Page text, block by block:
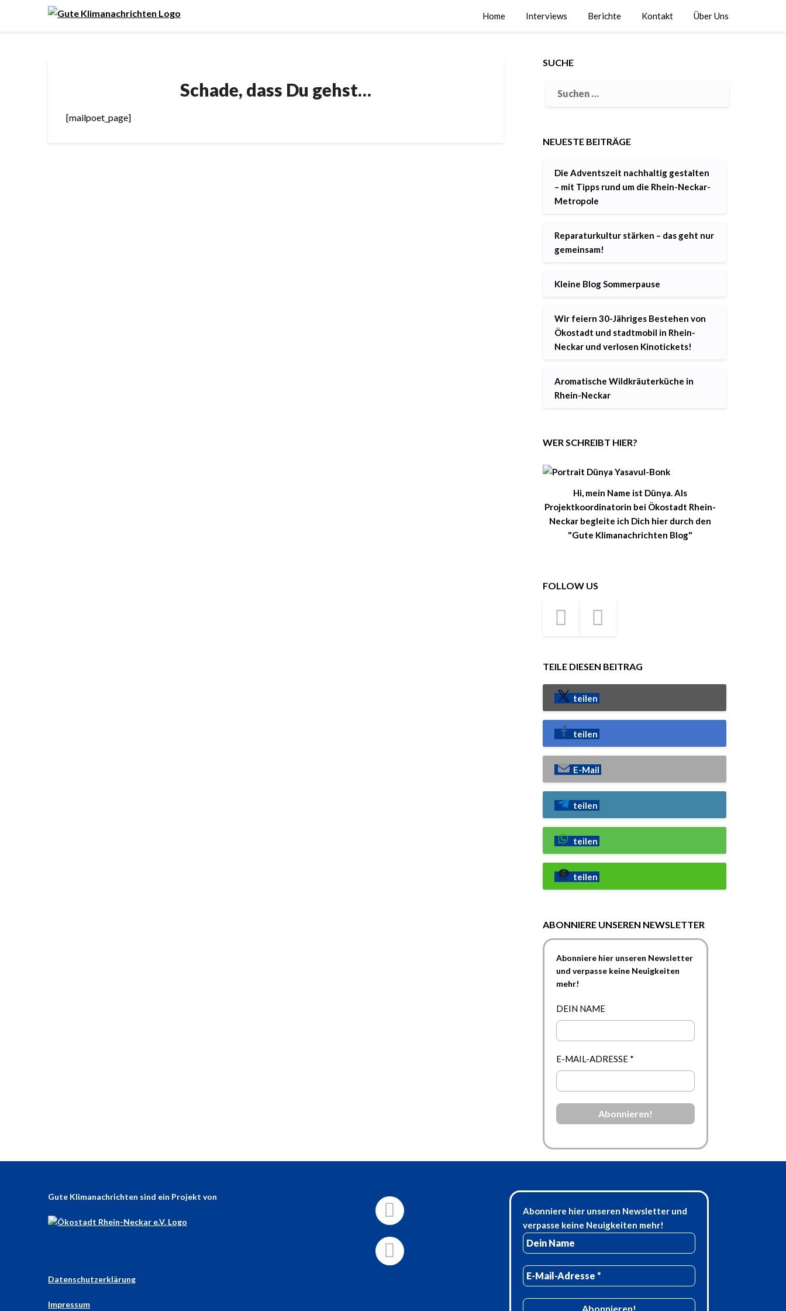
Home Interviews Berichte Kontakt Über Uns
Schade, dass Du gehst…
[mailpoet_page]
SUCHE
NEUESTE BEITRÄGE
Die Adventszeit nachhaltig gestalten
– mit Tipps rund um die Rhein-Neckar-
Metropole
Reparaturkultur stärken – das geht nur
gemeinsam!
Kleine Blog Sommerpause
Wir feiern 30-Jähriges Bestehen von
Ökostadt und stadtmobil in Rhein-
Neckar und verlosen Kinotickets!
Aromatische Wildkräuterküche in
Rhein-Neckar
WER SCHREIBT HIER?
Hi, mein Name ist Dünya. Als
Projektkoordinatorin bei Ökostadt Rhein-
Neckar begleite ich Dich hier durch den
"Gute Klimanachrichten Blog"
FOLLOW US
TEILE DIESEN BEITRAG
teilen
teilen
E-Mail
teilen
teilen
teilen
ABONNIERE UNSEREN NEWSLETTER
Abonniere hier unseren Newsletter
und verpasse keine Neuigkeiten
mehr!
DEIN NAME
E-MAIL-ADRESSE *
Gute Klimanachrichten sind ein Projekt von
Datenschutzerklärung
Impressum
Abonniere hier unseren Newsletter und
verpasse keine Neuigkeiten mehr!